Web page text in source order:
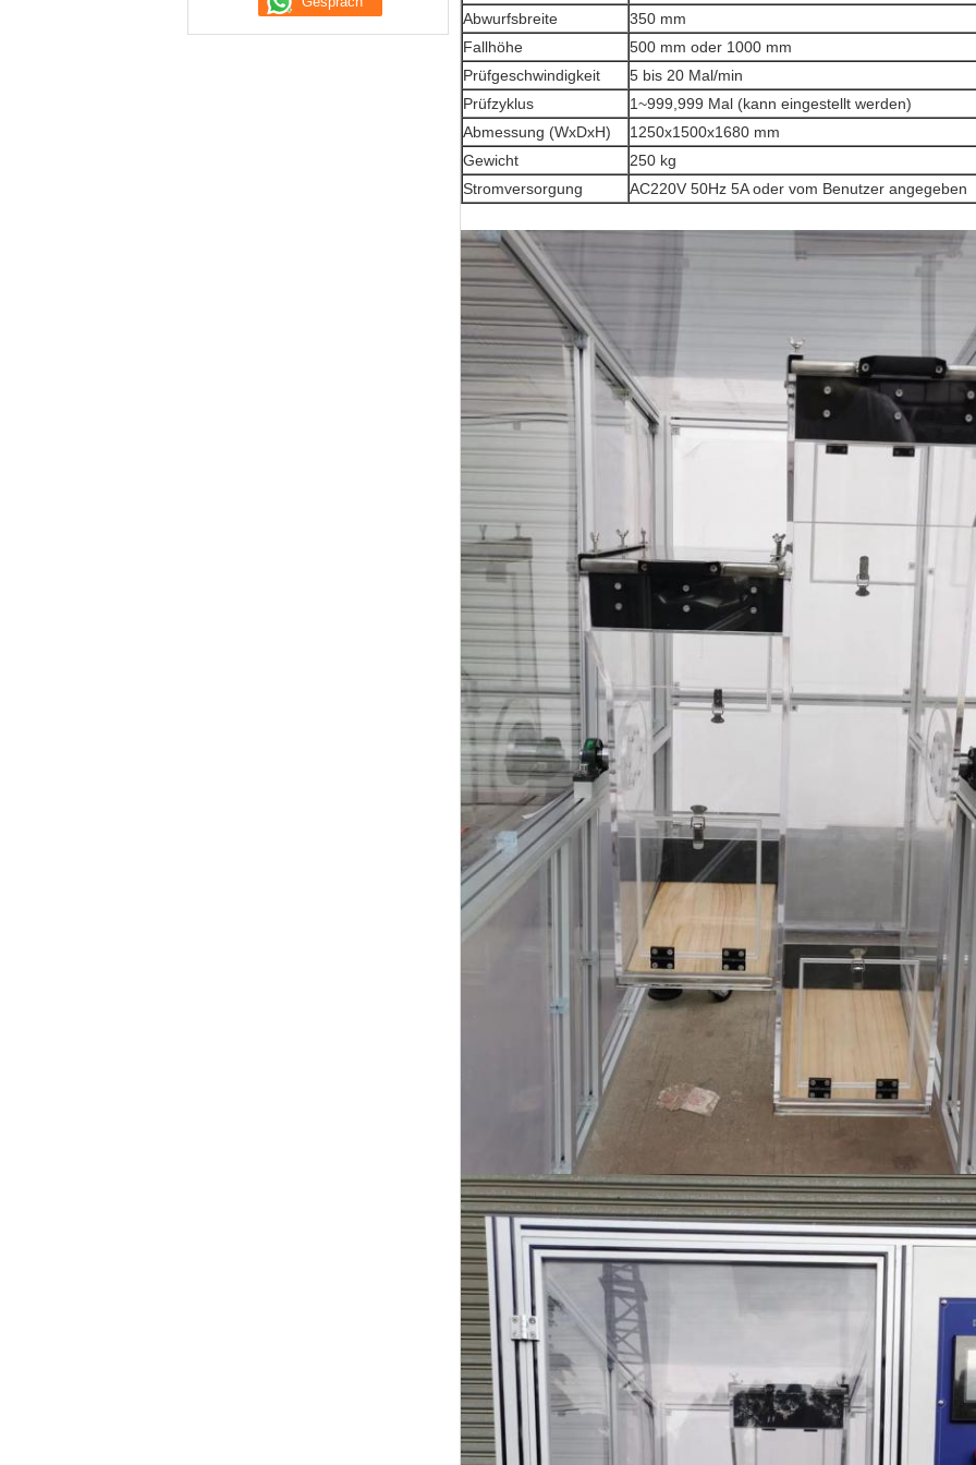
Abwurfsbreite
350 mm
Fallhöhe
500 mm oder 1000 mm
Prüfgeschwindigkeit
5 bis 20 Mal/min
Prüfzyklus
1~999,999 Mal (kann eingestellt werden)
Abmessung (WxDxH)
1250x1500x1680 mm
Gewicht
250 kg
Stromversorgung
AC220V 50Hz 5A oder vom Benutzer angegeben